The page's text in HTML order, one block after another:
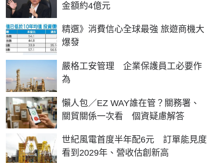
金額約4億元
精選》消費信心全球最強 旅遊商機大
爆發
嚴格工安管理 企業保護員工必要作
為
懶人包／EZ WAY誰在管？關務署、
關貿關係一次看 個資疑慮解答
世紀風電首度半年配6元 訂單能見度
看到2029年、營收估創新高